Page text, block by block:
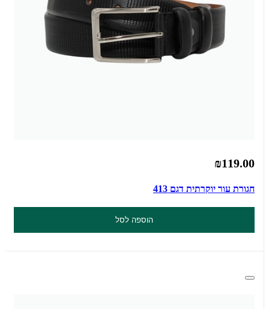
₪119.00
חגורת עור יוקרתית דגם 413
הוספה לסל